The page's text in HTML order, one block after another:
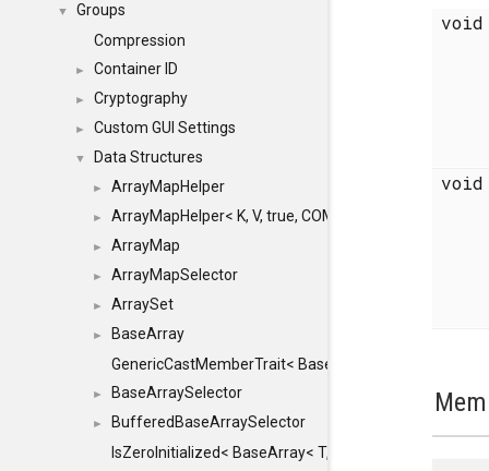
▼
Groups
Compression
► Container ID
► Cryptography
► Custom GUI Settings
▼ Data Structures
► ArrayMapHelper
► ArrayMapHelper< K, V, true, COMPARE, ARRAY >
► ArrayMap
► ArrayMapSelector
► ArraySet
►
BaseArray
GenericCastMemberTrait< BaseArray< TO >,
► BaseArraySelector
►
BufferedBaseArraySelector
IsZeroInitialized< BaseArray< T, MINCHUNKSIZE,